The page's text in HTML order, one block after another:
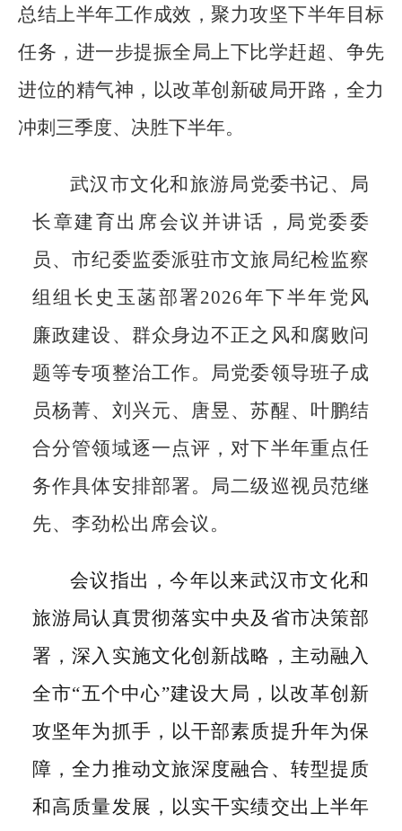
总结上半年工作成效，聚力攻坚下半年目标
任务，进一步提振全局上下比学赶超、争先
进位的精气神，以改革创新破局开路，全力
冲刺三季度、决胜下半年。
武汉市文化和旅游局党委书记、局
长章建育出席会议并讲话，局党委委
员、市纪委监委派驻市文旅局纪检监察
组组长史玉菡部署2026年下半年党风
廉政建设、群众身边不正之风和腐败问
题等专项整治工作。局党委领导班子成
员杨菁、刘兴元、唐昱、苏醒、叶鹏结
合分管领域逐一点评，对下半年重点任
务作具体安排部署。局二级巡视员范继
先、李劲松出席会议。
会议指出，今年以来武汉市文化和
旅游局认真贯彻落实中央及省市决策部
署，深入实施文化创新战略，主动融入
全市“五个中心”建设大局，以改革创新
攻坚年为抓手，以干部素质提升年为保
障，全力推动文旅深度融合、转型提质
和高质量发展，以实干实绩交出上半年